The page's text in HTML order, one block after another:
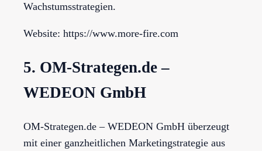
Wachstumsstrategien.
Website: https://www.more-fire.com
5. OM-Strategen.de –
WEDEON GmbH
OM-Strategen.de – WEDEON GmbH überzeugt
mit einer ganzheitlichen Marketingstrategie aus